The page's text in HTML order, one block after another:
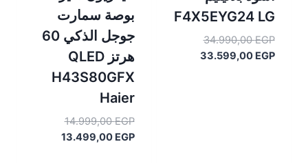
F4X5EYG24 LG
34.990,00EGP
السعر
الأصلي33.599,00 EGP
السعر
بوصة سمارت
جوجل الذكي 60
هرتز QLED
H43S80GFX
Haier
14.999,00EGP
السعر
الأصلي13.499,00 EGP
السعر